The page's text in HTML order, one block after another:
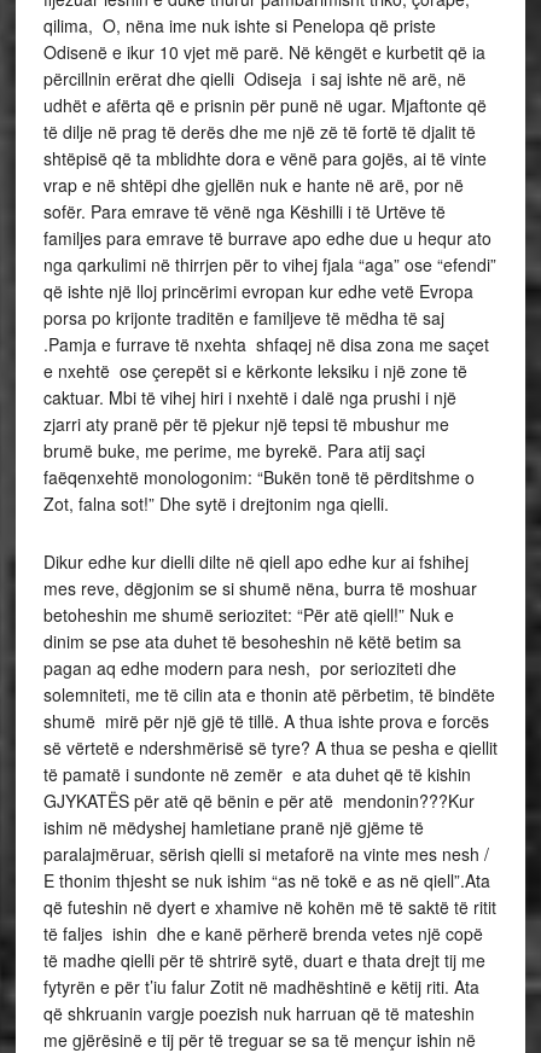
qilima, O, nëna ime nuk ishte si Penelopa që priste
Odisenë e ikur 10 vjet më parë. Në këngët e kurbetit që ia
përcillnin erërat dhe qielli Odiseja i saj ishte në arë, në
udhët e afërta që e prisnin për punë në ugar. Mjaftonte që
të dilje në prag të derës dhe me një zë të fortë të djalit të
shtëpisë që ta mblidhte dora e vënë para gojës, ai të vinte
vrap e në shtëpi dhe gjellën nuk e hante në arë, por në
sofër. Para emrave të vënë nga Këshilli i të Urtëve të
familjes para emrave të burrave apo edhe due u hequr ato
nga qarkulimi në thirrjen për to vihej fjala “aga” ose “efendi”
që ishte një lloj princërimi evropan kur edhe vetë Evropa
porsa po krijonte traditën e familjeve të mëdha të saj
.Pamja e furrave të nxehta shfaqej në disa zona me saçet
e nxehtë ose çerepët si e kërkonte leksiku i një zone të
caktuar. Mbi të vihej hiri i nxehtë i dalë nga prushi i një
zjarri aty pranë për të pjekur një tepsi të mbushur me
brumë buke, me perime, me byrekë. Para atij saçi
faëqenxehtë monologonim: “Bukën tonë të përditshme o
Zot, falna sot!” Dhe sytë i drejtonim nga qielli.
Dikur edhe kur dielli dilte në qiell apo edhe kur ai fshihej
mes reve, dëgjonim se si shumë nëna, burra të moshuar
betoheshin me shumë seriozitet: “Për atë qiell!” Nuk e
dinim se pse ata duhet të besoheshin në këtë betim sa
pagan aq edhe modern para nesh, por serioziteti dhe
solemniteti, me të cilin ata e thonin atë përbetim, të bindëte
shumë mirë për një gjë të tillë. A thua ishte prova e forcës
së vërtetë e ndershmërisë së tyre? A thua se pesha e qiellit
të pamatë i sundonte në zemër e ata duhet që të kishin
GJYKATËS për atë që bënin e për atë mendonin???Kur
ishim në mëdyshej hamletiane pranë një gjëme të
paralajmëruar, sërish qielli si metaforë na vinte mes nesh /
E thonim thjesht se nuk ishim “as në tokë e as në qiell”.Ata
që futeshin në dyert e xhamive në kohën më të saktë të ritit
të faljes ishin dhe e kanë përherë brenda vetes një copë
të madhe qielli për të shtrirë sytë, duart e thata drejt tij me
fytyrën e për t’iu falur Zotit në madhështinë e këtij riti. Ata
që shkruanin vargje poezish nuk harruan që të mateshin
me gjërësinë e tij për të treguar se sa të mençur ishin në